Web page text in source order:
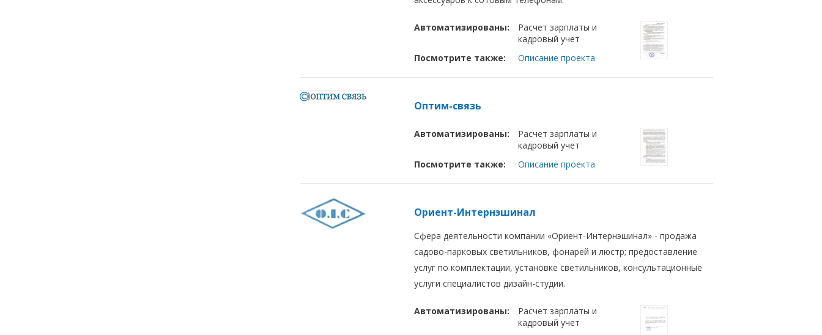
Автоматизированы:
Расчет зарплаты и
кадровый учет
Посмотрите также:
Описание проекта
Оптим-связь
Автоматизированы:
Расчет зарплаты и
кадровый учет
Посмотрите также:
Описание проекта
Ориент-Интернэшинал
Сфера деятельности компании «Ориент-Интернэшинал» - продажа
садово-парковых светильников, фонарей и люстр; предоставление
услуг по комплектации, установке светильников, консультационные
услуги специалистов дизайн-студии.
Автоматизированы:
Расчет зарплаты и
кадровый учет